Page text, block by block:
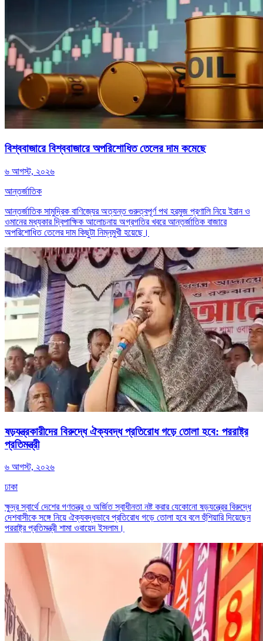
বিশ্ববাজারে বিশ্ববাজারে অপরিশোধিত তেলের দাম কমেছে
৬ আগস্ট, ২০২৬
আন্তর্জাতিক
আন্তর্জাতিক সামুদ্রিক বাণিজ্যের অত্যন্ত গুরুত্বপূর্ণ পথ হরমুজ প্রণালি নিয়ে ইরান ও
ওমানের মধ্যকার দ্বিপাক্ষিক আলোচনায় অগ্রগতির খবরে আন্তর্জাতিক বাজারে
অপরিশোধিত তেলের দাম কিছুটা নিম্নমুখী হয়েছে।
ষড়যন্ত্রকারীদের বিরুদ্ধে ঐক্যবদ্ধ প্রতিরোধ গড়ে তোলা হবে: পররাষ্ট্র
প্রতিমন্ত্রী
৬ আগস্ট, ২০২৬
ঢাকা
ক্ষুদ্র স্বার্থে দেশের গণতন্ত্র ও অর্জিত স্বাধীনতা নষ্ট করার যেকোনো ষড়যন্ত্রের বিরুদ্ধে
দেশবাসীকে সঙ্গে নিয়ে ঐক্যবদ্ধভাবে প্রতিরোধ গড়ে তোলা হবে বলে হুঁশিয়ারি দিয়েছেন
পররাষ্ট্র প্রতিমন্ত্রী শামা ওবায়েদ ইসলাম।